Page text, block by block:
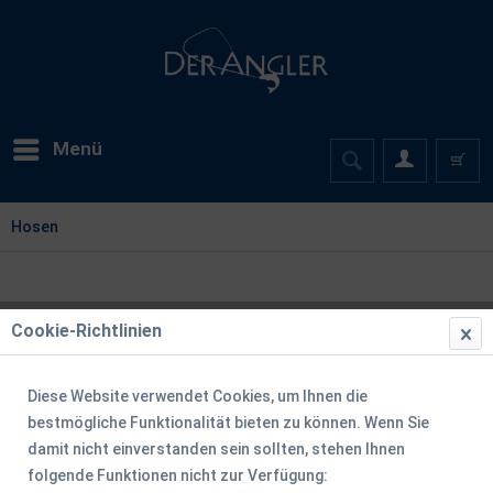
Menü
Hosen
Cookie-Richtlinien
Diese Website verwendet Cookies, um Ihnen die
bestmögliche Funktionalität bieten zu können. Wenn Sie
damit nicht einverstanden sein sollten, stehen Ihnen
folgende Funktionen nicht zur Verfügung: